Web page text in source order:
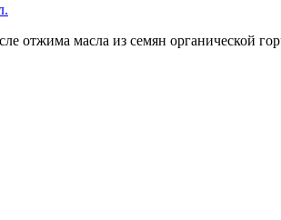
отжима масла из семян органической